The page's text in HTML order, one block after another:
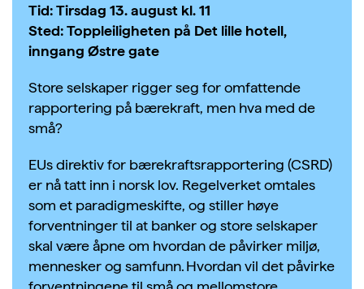
Tid: Tirsdag 13. august kl. 11
Sted:Toppleiligheten på Det lille hotell,
inngang Østregate
Store selskaper rigger seg for omfattende
rapportering på bærekraft, men hva med de
små?
EUs direktiv for bærekraftsrapportering (CSRD)
er nå tatt inn i norsk lov. Regelverket omtales
som et paradigmeskifte, og stiller høye
forventninger til at banker og store selskaper
skal være åpne om hvordan de påvirker miljø,
mennesker og samfunn. Hvordan vil det påvirke